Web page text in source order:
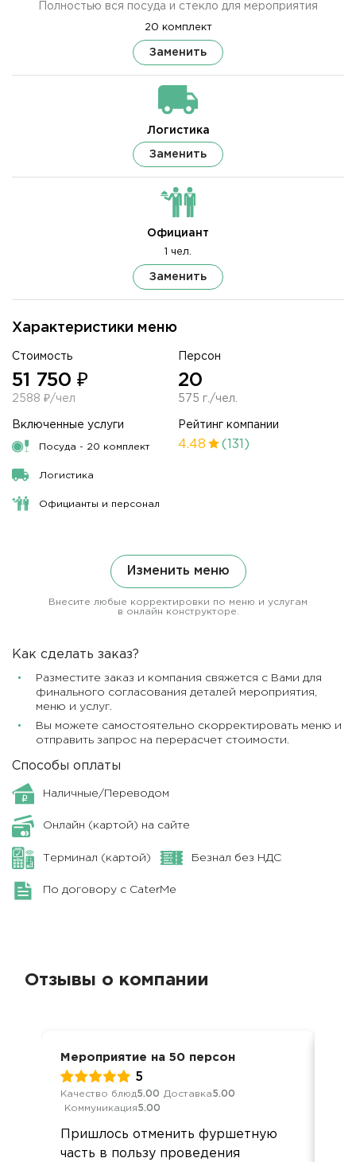
Характеристики меню
Стоимость
51 750 ₽
2588 ₽/чел
Персон
20
575 г./чел.
Включенные услуги
Посуда - 20 комплект
Логистика
Официанты и персонал
Рейтинг компании
4.48 (131)
Изменить меню
Внесите любые корректировки по меню и услугам
в онлайн конструкторе.
Полностью вся посуда и стекло для мероприятия
20 комплект
Заменить
Логистика
Заменить
Официант
1 чел.
Заменить
Как сделать заказ?
Разместите заказ и компания свяжется с Вами для
финального согласования деталей мероприятия,
меню и услуг.
Вы можете самостоятельно скорректировать меню и
отправить запрос на перерасчет стоимости.
Способы оплаты
Наличные/Переводом
Онлайн (картой) на сайте
Терминал (картой) Безнал без НДС
По договору с CaterMe
Отзывы о компании
Мероприятие на 50 персон
5
Качество блюд5.00 Доставка5.00
Коммуникация5.00
Пришлось отменить фуршетную
часть в пользу проведения